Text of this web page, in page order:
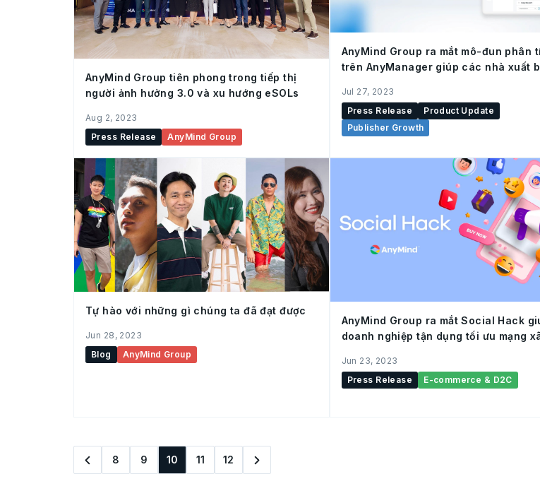
AnyMind Group tiên phong trong tiếp thị
người ảnh hưởng 3.0 và xu hướng eSOLs
Aug 2, 2023
Press Release
AnyMind Group
AnyMind Group ra mắt mô-đun phân
trên AnyManager giúp các nhà xuất
Jul 27, 2023
Press Release
Product Update
Publisher Growth
Tự hào với những gì chúng ta đã đạt được
Jun 28, 2023
Blog
AnyMind Group
AnyMind Group ra mắt Social Hack
doanh nghiệp tận dụng tối ưu mạng
Jun 23, 2023
Press Release
E-commerce & D2C
8 9 10 11 12